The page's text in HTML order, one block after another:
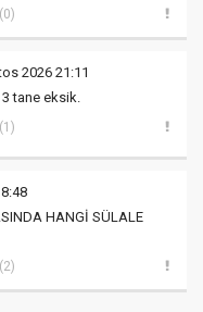
(0)
2026 21:11
tane eksik.
(1)
HANGİ SÜLALE
(2)